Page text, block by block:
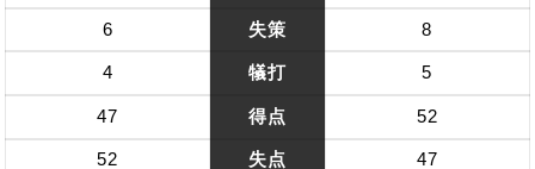
6
4
47
52
失策
犠打
得点
失点
8
5
52
47